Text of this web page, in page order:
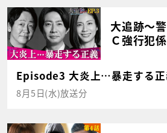
大追跡～
Ｃ強行犯
Episode3 大炎上…暴走する正
8月5日(水)放送分